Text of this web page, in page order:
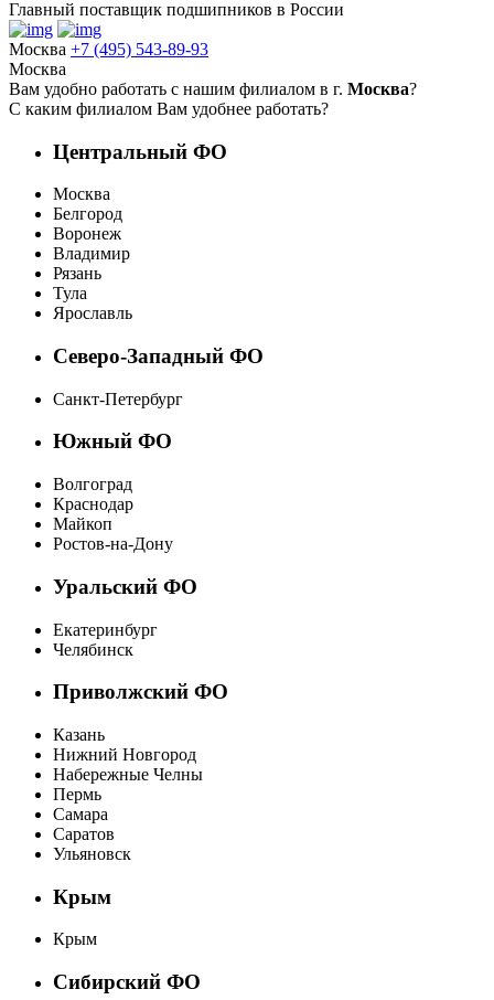
Главный поставщик подшипников в России
Москва +7 (495) 543-89-93
Москва
Вам удобно работать с нашим филиалом в г. Москва?
С каким филиалом Вам удобнее работать?
Центральный ФО
Москва
Белгород
Воронеж
Владимир
Рязань
Тула
Ярославль
Северо-Западный ФО
Санкт-Петербург
Южный ФО
Волгоград
Краснодар
Майкоп
Ростов-на-Дону
Уральский ФО
Екатеринбург
Челябинск
Приволжский ФО
Казань
Нижний Новгород
Набережные Челны
Пермь
Самара
Саратов
Ульяновск
Крым
Крым
Сибирский ФО